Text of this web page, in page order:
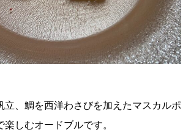
立、鯛を西洋わさびを加えたマスカルポ
しむオードブルです。